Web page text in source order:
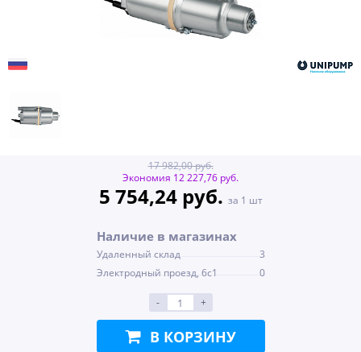
17 982,00 руб.
Экономия 12 227,76 руб.
5 754,24 руб. за 1 шт
Наличие в магазинах
Удаленный склад
3
Электродный проезд, 6с1
0
- +
В КОРЗИНУ